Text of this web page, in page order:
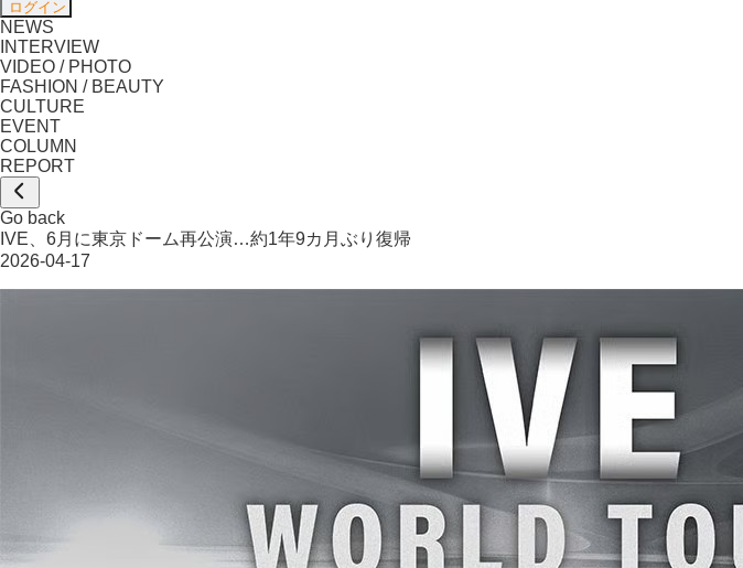
NEWS
INTERVIEW
VIDEO / PHOTO
FASHION / BEAUTY
CULTURE
EVENT
COLUMN
REPORT
Go back
IVE、6月に東京ドーム再公演…約1年9カ月ぶり復帰
2026-04-17